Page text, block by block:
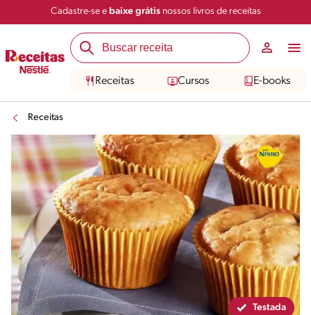
Cadastre-se e baixe grátisnossos livros de receitas
Receitas Cursos E-books
Receitas
Salvar Compartilhar
Testada